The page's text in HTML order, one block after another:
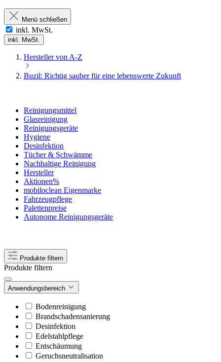
Menü schließen
inkl. MwSt.
inkl. MwSt.
Hersteller von A-Z
Buzil: Richtig sauber für eine lebenswerte Zukunft
Reinigungsmittel
Glasreinigung
Reinigungsgeräte
Hygiene
Desinfektion
Tücher & Schwämme
Nachhaltige Reinigung
Hersteller
Aktionen%
mobiloclean Eigenmarke
Fahrzeugpflege
Palettenpreise
Autonome Reinigungsgeräte
Produkte filtern
Produkte filtern
Anwendungsbereich
Bodenreinigung
Brandschadensanierung
Desinfektion
Edelstahlpflege
Entschäumung
Geruchsneutralisation